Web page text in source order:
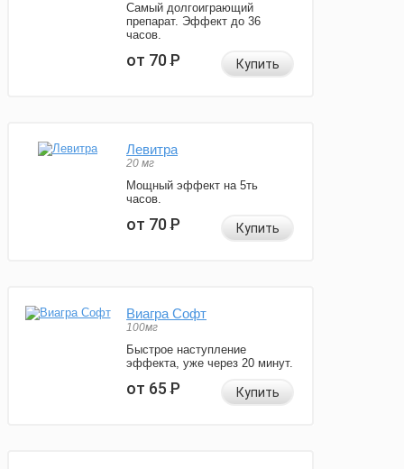
Самый долгоиграющий
препарат. Эффект до 36
часов.
от 70Р Купить
Левитра
20 мг
Мощный эффект на 5ть
часов.
от 70Р Купить
Виагра Софт
100мг
Быстрое наступление
эффекта, уже через 20 минут.
от 65Р Купить